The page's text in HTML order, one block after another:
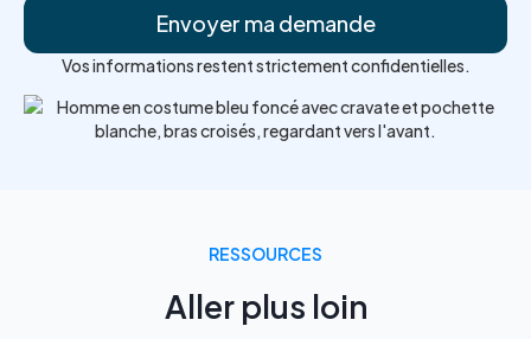
Vos informations restent strictement confidentielles.
RESSOURCES
Aller plus loin